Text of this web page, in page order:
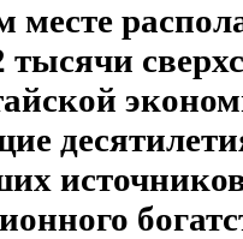
месте
тысячи